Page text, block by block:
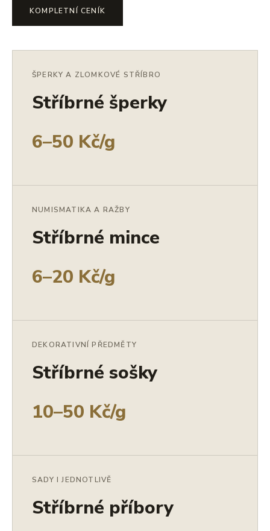
KOMPLETNÍ CENÍK
ŠPERKY A ZLOMKOVÉ STŘÍBRO
Stříbrné šperky
6–50 Kč/g
NUMISMATIKA A RAŽBY
Stříbrné mince
6–20 Kč/g
DEKORATIVNÍ PŘEDMĚTY
Stříbrné sošky
10–50 Kč/g
SADY I JEDNOTLIVĚ
Stříbrné příbory